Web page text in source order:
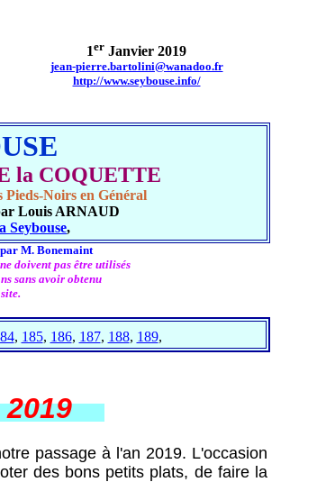
1er Janvier 2019
jean-pierre.bartolini@wanadoo.fr
http://www.seybouse.info/
la COQUETTE
Pieds-Noirs en Général
Louis ARNAUD
Seybouse,
par M. Bonemaint
doivent pas être utilisés
sans avoir obtenu
, 185, 186, 187, 188, 189,
2019
passage à l'an 2019. L'occasion
des bons petits plats, de faire la